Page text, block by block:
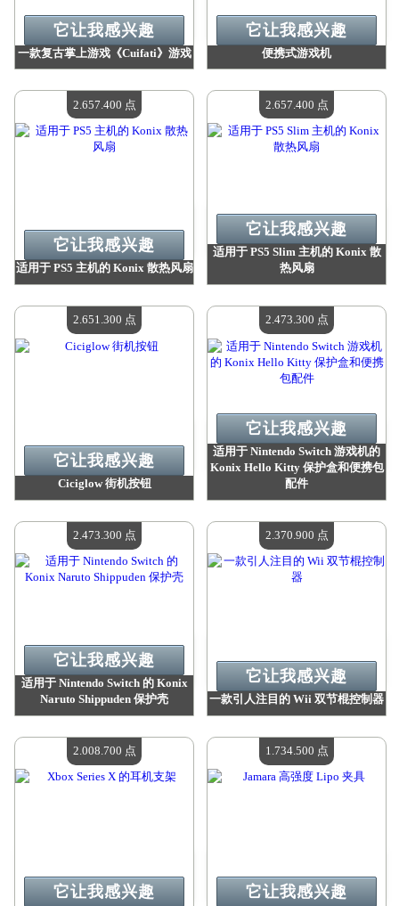
一款复古掌上游戏《Cuifati》游戏
现有数量：4
它让我感兴趣
便携式游戏机
现有数量：4
它让我感兴趣
适用于 PS5 主机的 Konix 散热风扇
现有数量：4
它让我感兴趣
2.657.400 点
适用于 PS5 Slim 主机的 Konix 散
热风扇
现有数量：4
它让我感兴趣
2.657.400 点
Ciciglow 街机按钮
现有数量：4
它让我感兴趣
2.651.300 点
适用于 Nintendo Switch 游戏机的
Konix Hello Kitty 保护盒和便携包
配件
现有数量：4
它让我感兴趣
2.473.300 点
适用于 Nintendo Switch 的 Konix
Naruto Shippuden 保护壳
现有数量：4
它让我感兴趣
2.473.300 点
一款引人注目的 Wii 双节棍控制器
现有数量：4
它让我感兴趣
2.370.900 点
它让我感兴趣
2.008.700 点
它让我感兴趣
1.734.500 点